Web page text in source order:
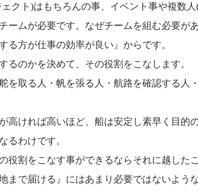
クト)はもちろんの事、イベント事や複数
ームが必要です。なぜチームを組む必要が
る方が仕事の効率が良い』からです。
るのかを決めて、その役割をこなします。
を取る人・帆を張る人・航路を確認する人
高ければ高いほど、船は安定し素早く目的
るわけです。
役割をこなす事ができるならそれに越した
まで届ける』にはあまり必要ではないよう